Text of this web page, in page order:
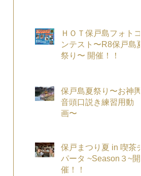
ＨＯＴ保戸島フォトコ
ンテスト〜R8保戸島夏
祭り〜 開催！！
保戸島夏祭り〜お神輿
音頭口説き練習用動
画〜
保戸まつり夏 in 喫茶チ
パータ ~Season３~開
催！！